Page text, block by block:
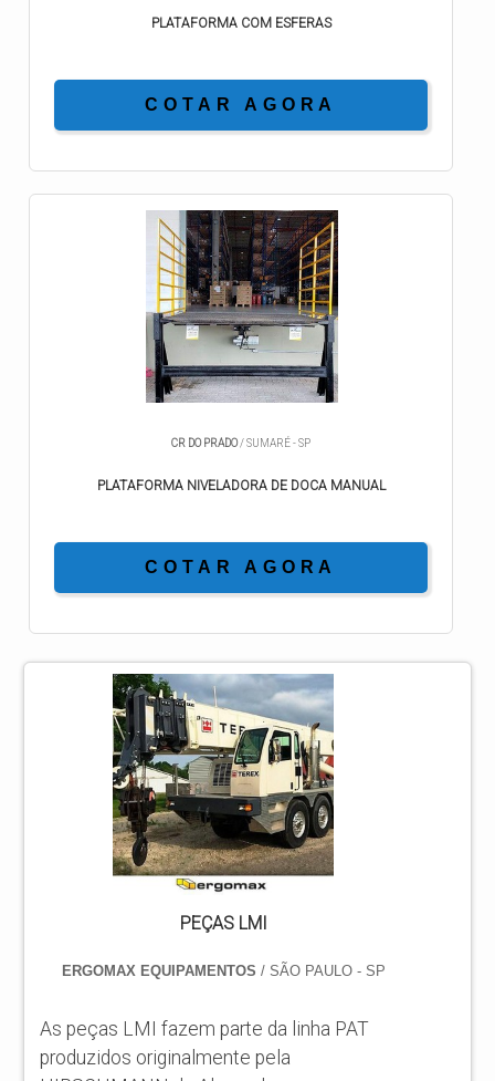
PLATAFORMA COM ESFERAS
COTAR AGORA
CR DO PRADO/ SUMARÉ - SP
PLATAFORMA NIVELADORA DE DOCA MANUAL
COTAR AGORA
PEÇAS LMI
ERGOMAX EQUIPAMENTOS / SÃO PAULO - SP
As peças LMI fazem parte da linha PAT
produzidos originalmente pela